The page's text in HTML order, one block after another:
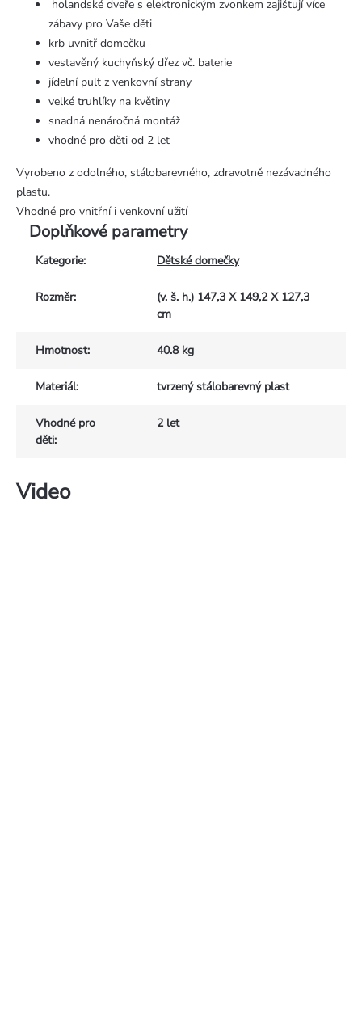
holandské dveře s elektronickým zvonkem zajištují více
zábavy pro Vaše děti
krb uvnitř domečku
vestavěný kuchyňský dřez vč. baterie
jídelní pult z venkovní strany
velké truhlíky na květiny
snadná nenáročná montáž
vhodné pro děti od 2 let
Vyrobeno z odolného, stálobarevného, zdravotně nezávadného
plastu.
Vhodné pro vnitřní i venkovní užití
Doplňkové parametry
Kategorie: Dětské domečky
Rozměr:
(v. š. h.) 147,3 X 149,2 X 127,3
cm
Hmotnost: 40.8 kg
Materiál: tvrzený stálobarevný plast
Vhodné pro
děti:
2 let
Video